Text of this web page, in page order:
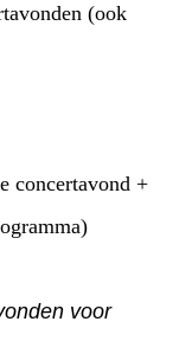
(ook
concertavond +
voor